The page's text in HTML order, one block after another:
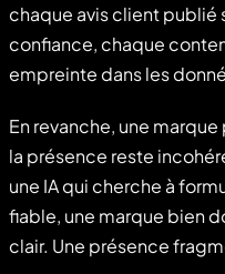
chaque avis client publié
confiance, chaque
empreinte dans les
En revanche, une
la présence reste
une IA qui cherche à
fiable, une marque bien
clair. Une présence